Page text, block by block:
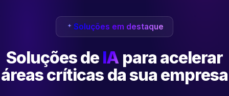
Soluções em destaque
Soluções de IA para acelerar
áreas críticas da sua empresa